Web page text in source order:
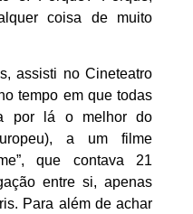
coisa de muito
assisti no Cineteatro
tempo em que todas
por lá o melhor do
a um filme
que contava 21
entre si, apenas
Para além de achar